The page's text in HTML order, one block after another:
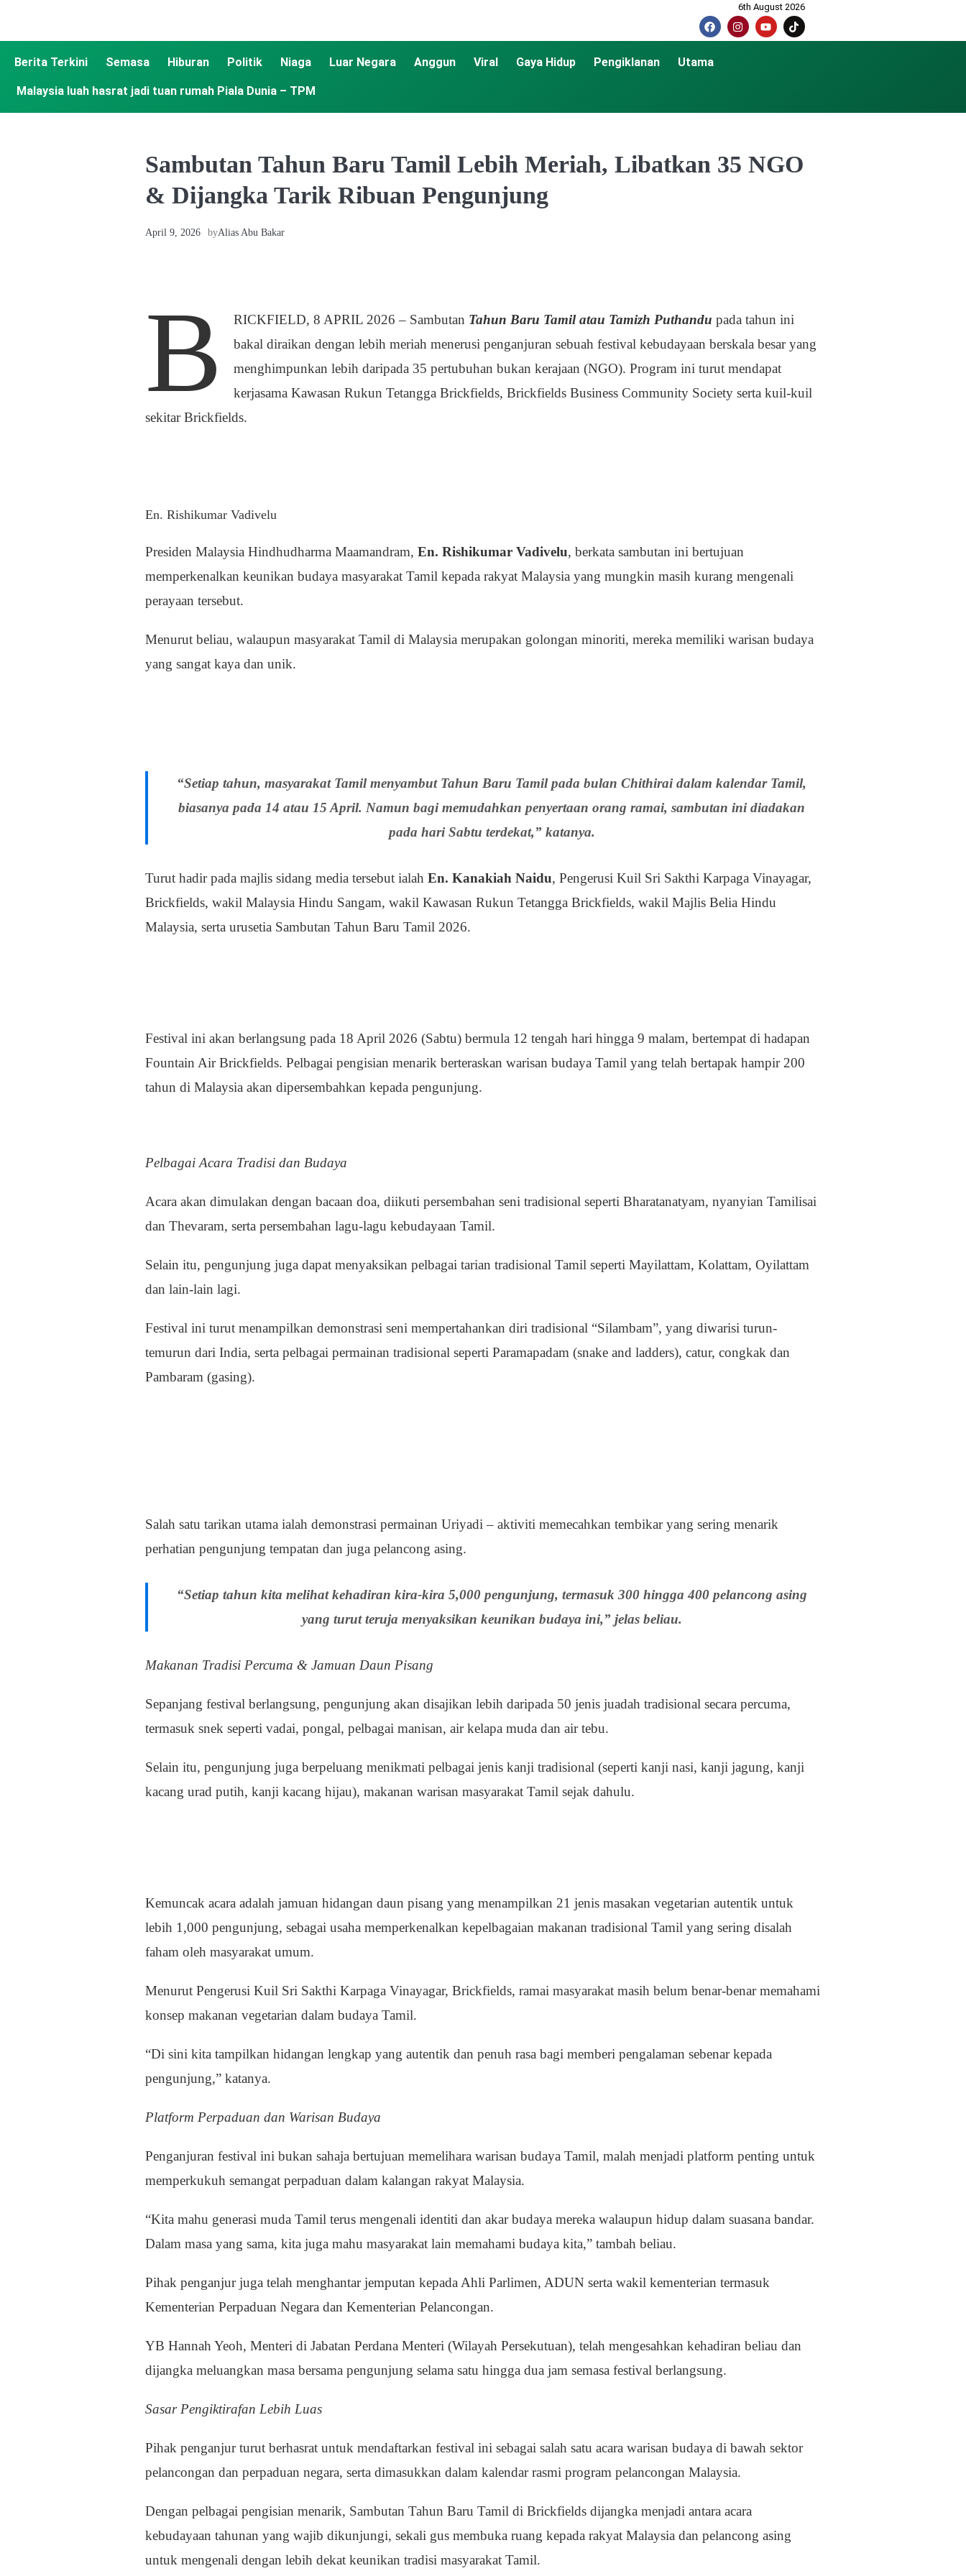
6th August 2026
Berita Terkini Semasa Hiburan Politik Niaga Luar Negara Anggun Viral Gaya Hidup Pengiklanan Utama
Malaysia luah hasrat jadi tuan rumah Piala Dunia – TPM
Sambutan Tahun Baru Tamil Lebih Meriah, Libatkan 35 NGO
& Dijangka Tarik Ribuan Pengunjung
April 9, 2026 byAlias Abu Bakar
B RICKFIELD, 8 APRIL 2026 – Sambutan Tahun Baru Tamil atau Tamizh Puthandu pada tahun ini
bakal diraikan dengan lebih meriah menerusi penganjuran sebuah festival kebudayaan berskala besar yang
menghimpunkan lebih daripada 35 pertubuhan bukan kerajaan (NGO). Program ini turut mendapat
kerjasama Kawasan Rukun Tetangga Brickfields, Brickfields Business Community Society serta kuil-kuil
sekitar Brickfields.
En. Rishikumar Vadivelu
Presiden Malaysia Hindhudharma Maamandram, En. Rishikumar Vadivelu, berkata sambutan ini bertujuan
memperkenalkan keunikan budaya masyarakat Tamil kepada rakyat Malaysia yang mungkin masih kurang mengenali
perayaan tersebut.
Menurut beliau, walaupun masyarakat Tamil di Malaysia merupakan golongan minoriti, mereka memiliki warisan budaya
yang sangat kaya dan unik.
“Setiap tahun, masyarakat Tamil menyambut Tahun Baru Tamil pada bulan Chithirai dalam kalendar Tamil,
biasanya pada 14 atau 15 April. Namun bagi memudahkan penyertaan orang ramai, sambutan ini diadakan
pada hari Sabtu terdekat,” katanya.
Turut hadir pada majlis sidang media tersebut ialah En. Kanakiah Naidu, Pengerusi Kuil Sri Sakthi Karpaga Vinayagar,
Brickfields, wakil Malaysia Hindu Sangam, wakil Kawasan Rukun Tetangga Brickfields, wakil Majlis Belia Hindu
Malaysia, serta urusetia Sambutan Tahun Baru Tamil 2026.
Festival ini akan berlangsung pada 18 April 2026 (Sabtu) bermula 12 tengah hari hingga 9 malam, bertempat di hadapan
Fountain Air Brickfields. Pelbagai pengisian menarik berteraskan warisan budaya Tamil yang telah bertapak hampir 200
tahun di Malaysia akan dipersembahkan kepada pengunjung.
Pelbagai Acara Tradisi dan Budaya
Acara akan dimulakan dengan bacaan doa, diikuti persembahan seni tradisional seperti Bharatanatyam, nyanyian Tamilisai
dan Thevaram, serta persembahan lagu-lagu kebudayaan Tamil.
Selain itu, pengunjung juga dapat menyaksikan pelbagai tarian tradisional Tamil seperti Mayilattam, Kolattam, Oyilattam
dan lain-lain lagi.
Festival ini turut menampilkan demonstrasi seni mempertahankan diri tradisional “Silambam”, yang diwarisi turun-
temurun dari India, serta pelbagai permainan tradisional seperti Paramapadam (snake and ladders), catur, congkak dan
Pambaram (gasing).
Salah satu tarikan utama ialah demonstrasi permainan Uriyadi – aktiviti memecahkan tembikar yang sering menarik
perhatian pengunjung tempatan dan juga pelancong asing.
“Setiap tahun kita melihat kehadiran kira-kira 5,000 pengunjung, termasuk 300 hingga 400 pelancong asing
yang turut teruja menyaksikan keunikan budaya ini,” jelas beliau.
Makanan Tradisi Percuma & Jamuan Daun Pisang
Sepanjang festival berlangsung, pengunjung akan disajikan lebih daripada 50 jenis juadah tradisional secara percuma,
termasuk snek seperti vadai, pongal, pelbagai manisan, air kelapa muda dan air tebu.
Selain itu, pengunjung juga berpeluang menikmati pelbagai jenis kanji tradisional (seperti kanji nasi, kanji jagung, kanji
kacang urad putih, kanji kacang hijau), makanan warisan masyarakat Tamil sejak dahulu.
Kemuncak acara adalah jamuan hidangan daun pisang yang menampilkan 21 jenis masakan vegetarian autentik untuk
lebih 1,000 pengunjung, sebagai usaha memperkenalkan kepelbagaian makanan tradisional Tamil yang sering disalah
faham oleh masyarakat umum.
Menurut Pengerusi Kuil Sri Sakthi Karpaga Vinayagar, Brickfields, ramai masyarakat masih belum benar-benar memahami
konsep makanan vegetarian dalam budaya Tamil.
“Di sini kita tampilkan hidangan lengkap yang autentik dan penuh rasa bagi memberi pengalaman sebenar kepada
pengunjung,” katanya.
Platform Perpaduan dan Warisan Budaya
Penganjuran festival ini bukan sahaja bertujuan memelihara warisan budaya Tamil, malah menjadi platform penting untuk
memperkukuh semangat perpaduan dalam kalangan rakyat Malaysia.
“Kita mahu generasi muda Tamil terus mengenali identiti dan akar budaya mereka walaupun hidup dalam suasana bandar.
Dalam masa yang sama, kita juga mahu masyarakat lain memahami budaya kita,” tambah beliau.
Pihak penganjur juga telah menghantar jemputan kepada Ahli Parlimen, ADUN serta wakil kementerian termasuk
Kementerian Perpaduan Negara dan Kementerian Pelancongan.
YB Hannah Yeoh, Menteri di Jabatan Perdana Menteri (Wilayah Persekutuan), telah mengesahkan kehadiran beliau dan
dijangka meluangkan masa bersama pengunjung selama satu hingga dua jam semasa festival berlangsung.
Sasar Pengiktirafan Lebih Luas
Pihak penganjur turut berhasrat untuk mendaftarkan festival ini sebagai salah satu acara warisan budaya di bawah sektor
pelancongan dan perpaduan negara, serta dimasukkan dalam kalendar rasmi program pelancongan Malaysia.
Dengan pelbagai pengisian menarik, Sambutan Tahun Baru Tamil di Brickfields dijangka menjadi antara acara
kebudayaan tahunan yang wajib dikunjungi, sekali gus membuka ruang kepada rakyat Malaysia dan pelancong asing
untuk mengenali dengan lebih dekat keunikan tradisi masyarakat Tamil.